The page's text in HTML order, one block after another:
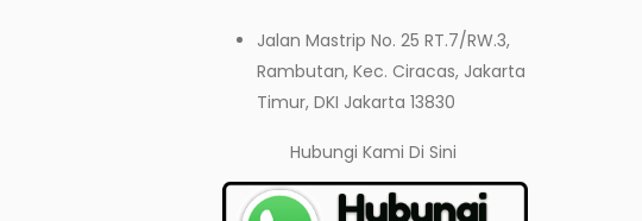
Jalan Mastrip No. 25 RT.7/RW.3,
Rambutan, Kec. Ciracas, Jakarta
Timur, DKI Jakarta 13830
Hubungi KamiDi Sini